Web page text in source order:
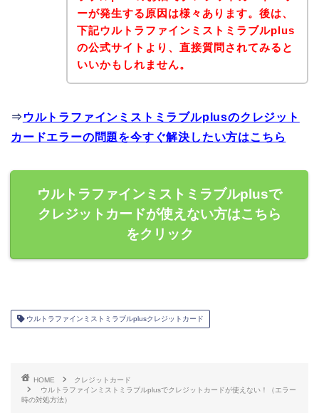
ーが発生する原因は様々あります。後は、
下記ウルトラファインミストミラブルplus
の公式サイトより、直接質問されてみると
いいかもしれません。
⇒ ウルトラファインミストミラブルplusのクレジット
カードエラーの問題を今すぐ解決したい方はこちら
ウルトラファインミストミラブルplusで
クレジットカードが使えない方はこちら
をクリック
ウルトラファインミストミラブルplusクレジットカード
HOME
クレジットカード
ウルトラファインミストミラブルplusでクレジットカードが使えない！（エラー
時の対処方法）